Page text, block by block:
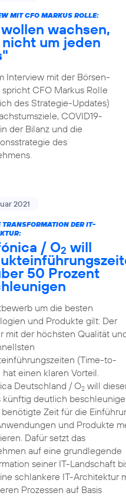
MIT CFO MARKUS ROLLE:
wachsen,
um jeden
Interview mit der Börsen-
CFO Markus Rolle
des Strategie-Updates)
COVID19-
der Bilanz und die
des
2021
TRANSFORMATION DER IT-
/ O2 will
50 Prozent
um die besten
und Produkte gilt: Der
mit der höchsten Qualität
(Time-to-
hat einen klaren Vorteil.
Deutschland / O2will
künftig deutlich
Zeit für die
und Produkte
Dafür setzt das
auf eine grundlegende
seiner IT-Landschaft
schlankere IT-Architektur
Prozessen auf Basis